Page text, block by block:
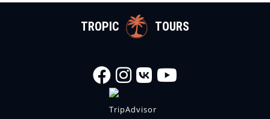
TROPIC TOURS